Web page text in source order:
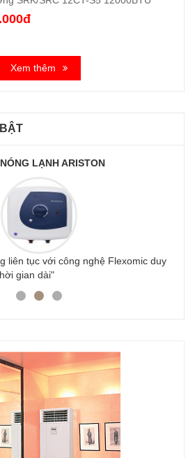
Xem thêm
LẠNH ARISTON
liên tục với công nghệ Flexomic duy
gian dài"